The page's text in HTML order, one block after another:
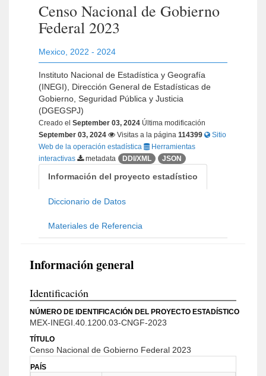
Censo Nacional de Gobierno
Federal 2023
Mexico 2022 - 2024
Instituto Nacional de Estadística y Geografía
(INEGI), Dirección General de Estadísticas de
Gobierno, Seguridad Pública y Justicia
(DGEGSPJ)
Creado el September 03, 2024 Última modificación
September 03, 2024
Visitas a la página 114399
Sitio
Web de la operación estadística
Herramientas
interactivas
metadata DDI/XML JSON
Información del proyecto estadístico
Diccionario de Datos
Materiales de Referencia
Información general
Identificación
NÚMERO DE IDENTIFICACIÓN DEL PROYECTO ESTADÍSTICO
MEX-INEGI.40.1200.03-CNGF-2023
TÍTULO
Censo Nacional de Gobierno Federal 2023
PAÍS